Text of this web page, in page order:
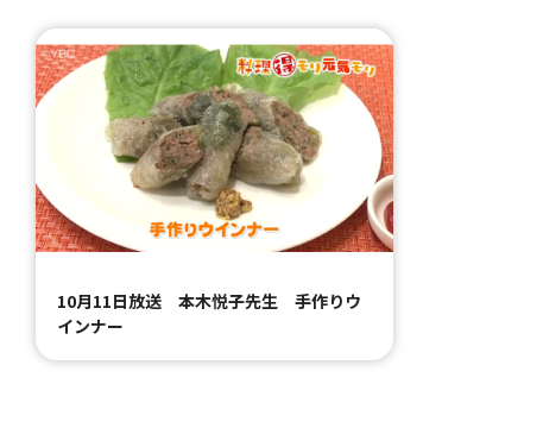
10月11日放送 本木悦子先生 手作りウ
インナー